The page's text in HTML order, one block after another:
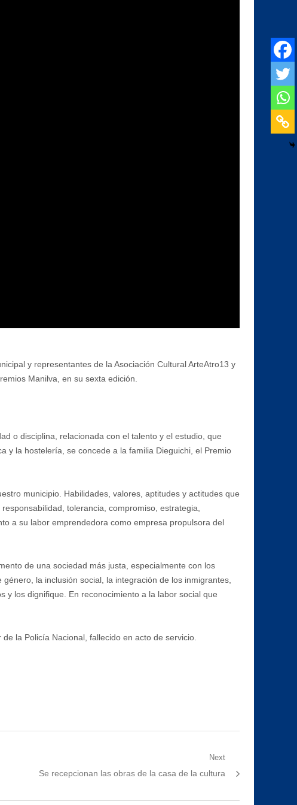
y representantes de la Asociación Cultural ArteAtro13 y
Manilva, en su sexta edición.
o disciplina, relacionada con el talento y el estudio, que
y la hostelería, se concede a la familia Dieguichi, el Premio
municipio. Habilidades, valores, aptitudes y actitudes que
tolerancia, compromiso, estrategia,
a su labor emprendedora como empresa propulsora del
de una sociedad más justa, especialmente con los
la inclusión social, la integración de los inmigrantes,
y los dignifique. En reconocimiento a la labor social que
la Policía Nacional, fallecido en acto de servicio.
Next
Next
Se recepcionan las obras de la casa de la cultura